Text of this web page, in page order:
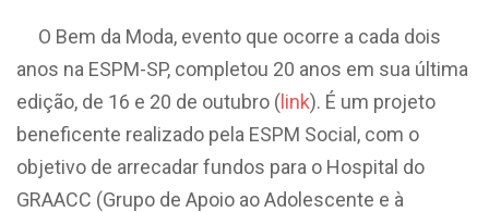
O Bem da Moda, evento que ocorre a cada dois
anos na ESPM-SP, completou 20 anos em sua última
edição, de 16 e 20 de outubro ( link). É um projeto
beneficente realizado pela ESPM Social, com o
objetivo de arrecadar fundos para o Hospital do
GRAACC (Grupo de Apoio ao Adolescente e à